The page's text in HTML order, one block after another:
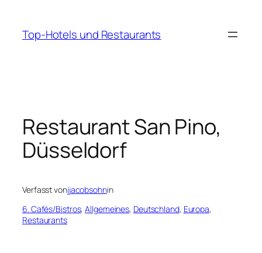
springen
Top-Hotels und Restaurants
Restaurant San Pino,
Düsseldorf
Verfasst vonjjacobsohnin
6. Cafés/Bistros, Allgemeines, Deutschland, Europa
Restaurants